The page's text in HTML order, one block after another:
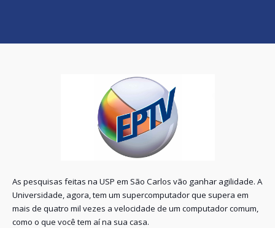
As pesquisas feitas na USP em São Carlos vão ganhar agilidade. A
Universidade, agora, tem um supercomputador que supera em
mais de quatro mil vezes a velocidade de um computador comum,
como o que você tem aí na sua casa.